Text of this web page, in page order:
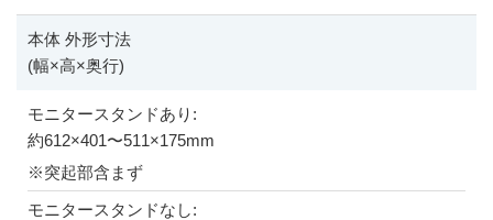
本体 外形寸法
(幅×高×奥行)
モニタースタンドあり:
約612×401〜511×175mm
※突起部含まず
モニタースタンドなし: